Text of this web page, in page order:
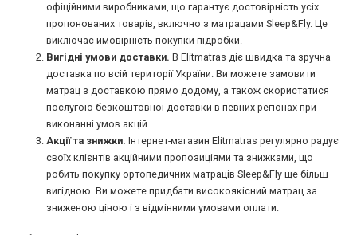
офіційними виробниками, що гарантує достовірність усіх
пропонованих товарів, включно з матрацами Sleep&Fly. Це
виключає ймовірність покупки підробки.
Вигідні умови доставки. В Elitmatras діє швидка та зручна
доставка по всій території України. Ви можете замовити
матрац з доставкою прямо додому, а також скористатися
послугою безкоштовної доставки в певних регіонах при
виконанні умов акцій.
Акції та знижки. Інтернет-магазин Elitmatras регулярно радує
своїх клієнтів акційними пропозиціями та знижками, що
робить покупку ортопедичних матраців Sleep&Fly ще більш
вигідною. Ви можете придбати високоякісний матрац за
зниженою ціною і з відмінними умовами оплати.
**
*